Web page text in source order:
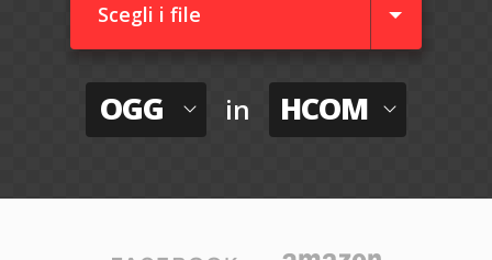
Scegli i file
OGG in HCOM